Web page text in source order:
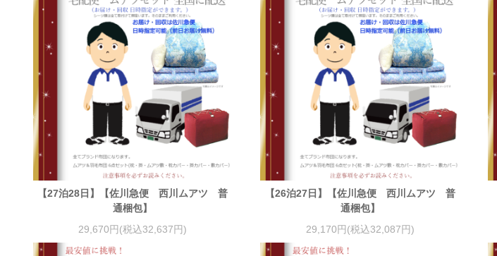
【27泊28日】【佐川急便 西川ムアツ 普
通梱包】
29,670円(税込32,637円)
【26泊27日】【佐川急便 西川ムアツ 普
通梱包】
29,170円(税込32,087円)